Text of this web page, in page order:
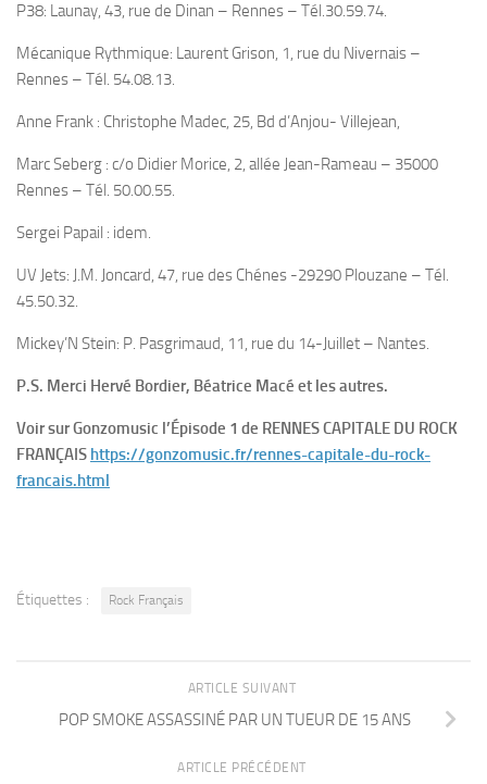
P38: Launay, 43, rue de Dinan – Rennes – Tél.30.59.74.
Mécanique Rythmique: Laurent Grison, 1, rue du Nivernais –
Rennes – Tél. 54.08.13.
Anne Frank : Christophe Madec, 25, Bd d’Anjou- Villejean,
Marc Seberg : c/o Didier Morice, 2, allée Jean-Rameau – 35000
Rennes – Tél. 50.00.55.
Sergei Papail : idem.
UV Jets: J.M. Joncard, 47, rue des Chénes -29290 Plouzane – Tél.
45.50.32.
Mickey’N Stein: P. Pasgrimaud, 11, rue du 14-Juillet – Nantes.
P.S. Merci Hervé Bordier, Béatrice Macé et les autres.
Voir sur Gonzomusic l’Épisode 1 de RENNES CAPITALE DU ROCK
FRANÇAIS https://gonzomusic.fr/rennes-capitale-du-rock-
francais.html
Étiquettes : Rock Français
ARTICLE SUIVANT
POP SMOKE ASSASSINÉ PAR UN TUEUR DE 15 ANS
ARTICLE PRÉCÉDENT